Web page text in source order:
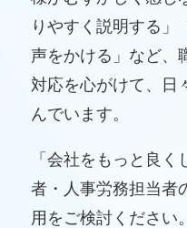
りやすく説明する」
声をかける」など、
対応を心がけて、日
んでいます。
「会社をもっと良
者・人事労務担当者
用をご検討ください。